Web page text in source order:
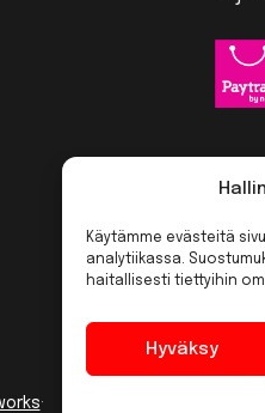
Käytämme evästeitä
analytiikassa.
haitallisesti tiettyihin
Hyväksy
·